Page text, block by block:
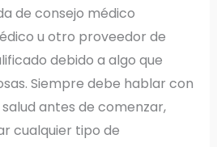
de consejo médico
u otro proveedor de
debido a algo que
Siempre debe hablar con
antes de comenzar,
cualquier tipo de